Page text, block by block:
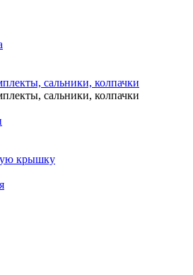
сальники, колпачки
сальники, колпачки
крышку